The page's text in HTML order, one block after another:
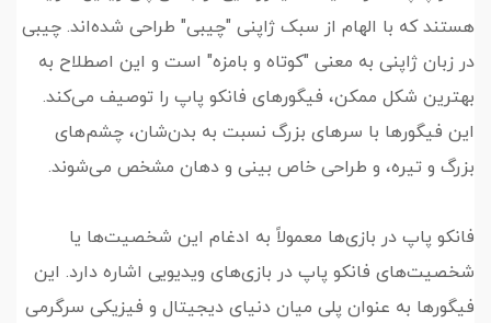
هستند که با الهام از سبک ژاپنی "چیبی" طراحی شده‌اند. چیبی
در زبان ژاپنی به معنی "کوتاه و بامزه" است و این اصطلاح به
بهترین شکل ممکن، فیگورهای فانکو پاپ را توصیف می‌کند.
این فیگورها با سرهای بزرگ نسبت به بدن‌شان، چشم‌های
بزرگ و تیره، و طراحی خاص بینی و دهان مشخص می‌شوند.
فانکو پاپ در بازی‌ها معمولاً به ادغام این شخصیت‌ها یا
شخصیت‌های فانکو پاپ در بازی‌های ویدیویی اشاره دارد. این
فیگورها به عنوان پلی میان دنیای دیجیتال و فیزیکی سرگرمی